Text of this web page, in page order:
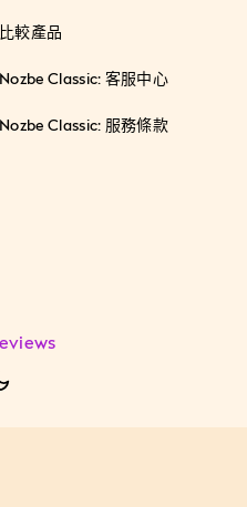
比較產品
Nozbe Classic: 客服中心
Nozbe Classic: 服務條款